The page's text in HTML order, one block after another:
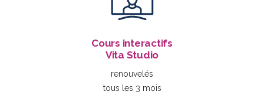
Cours interactifs
Vita Studio
renouvelés
tous les 3 mois